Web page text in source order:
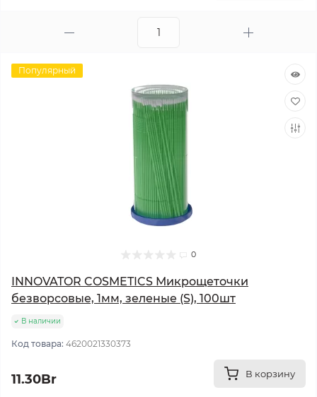
Популярный
0
INNOVATOR COSMETICS Микрощеточки
безворсовые, 1мм, зеленые (S), 100шт
В наличии
Код товара: 4620021330373
11.30Br В корзину